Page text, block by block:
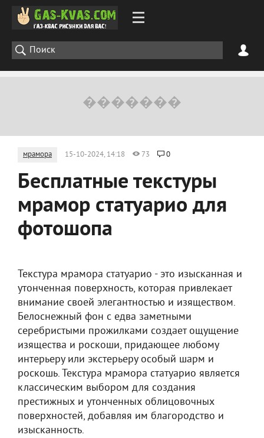
мрамора 15-10-2024, 14:18 73 0
Бесплатные текстуры
мрамор статуарио для
фотошопа
Текстура мрамора статуарио - это изысканная и
утонченная поверхность, которая привлекает
внимание своей элегантностью и изяществом.
Белоснежный фон с едва заметными
серебристыми прожилками создает ощущение
изящества и роскоши, придающее любому
интерьеру или экстерьеру особый шарм и
роскошь. Текстура мрамора статуарио является
классическим выбором для создания
престижных и утонченных облицовочных
поверхностей, добавляя им благородство и
изысканность.